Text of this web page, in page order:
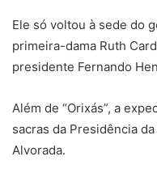
Ele só voltou à sede do
primeira-dama Ruth
presidente Fernando
Além de “Orixás”, a
sacras da Presidência
Alvorada.